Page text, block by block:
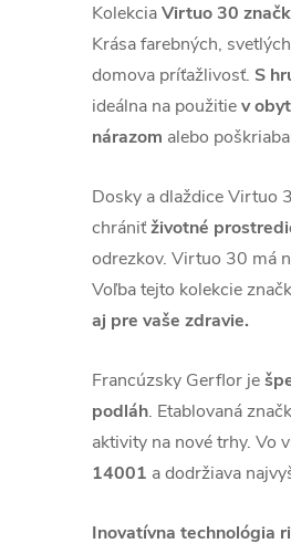
KolekciaVirtuo 30
Krása farebných,
domova príťažlivosť. S
ideálna na použitiev
nárazom alebo
Dosky a dlaždice Virtuo
chrániťživotné
odrezkov. Virtuo 30 má
Voľba tejto kolekcie
aj pre vaše zdravie.
Francúzsky Gerflor je
podláh. Etablovaná
aktivity na nové trhy. Vo
14001 a dodržiava
Inovatívna technológia